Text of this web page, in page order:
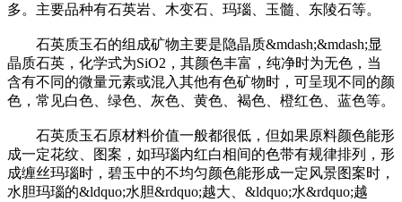
多。主要品种有石英岩、木变石、玛瑙、玉髓、东陵石等。
石英质玉石的组成矿物主要是隐晶质&mdash;&mdash;显
晶质石英，化学式为SiO2，其颜色丰富，纯净时为无色，当
含有不同的微量元素或混入其他有色矿物时，可呈现不同的颜
色，常见白色、绿色、灰色、黄色、褐色、橙红色、蓝色等。
石英质玉石原材料价值一般都很低，但如果原料颜色能形
成一定花纹、图案，如玛瑙内红白相间的色带有规律排列，形
成缠丝玛瑙时，碧玉中的不均匀颜色能形成一定风景图案时，
水胆玛瑙的&ldquo;水胆&rdquo;越大、&ldquo;水&rdquo;越